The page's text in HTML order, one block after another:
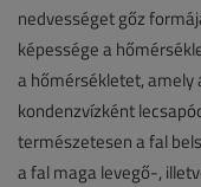
nedvességet gőz
képessége a
a hőmérsékletet, amely
kondenzvízként
természetesen a fal
a fal maga levegő-,